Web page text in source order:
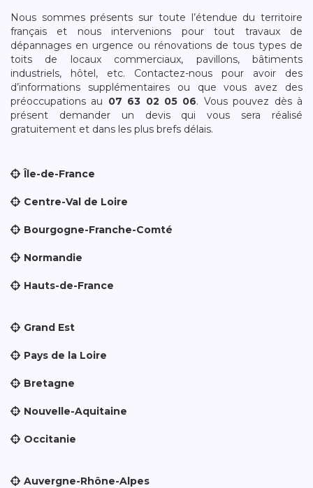
Nous sommes présents sur toute l’étendue du territoire
français et nous intervenions pour tout travaux de
dépannages en urgence ou rénovations de tous types de
toits de locaux commerciaux, pavillons, bâtiments
industriels, hôtel, etc. Contactez-nous pour avoir des
d’informations supplémentaires ou que vous avez des
préoccupations au 07 63 02 05 06. Vous pouvez dès à
présent demander un devis qui vous sera réalisé
gratuitement et dans les plus brefs délais.
Île-de-France
Centre-Val de Loire
Bourgogne-Franche-Comté
Normandie
Hauts-de-France
Grand Est
Pays de la Loire
Bretagne
Nouvelle-Aquitaine
Occitanie
Auvergne-Rhône-Alpes